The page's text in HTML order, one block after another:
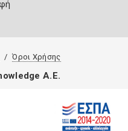
Όροι Χρήσης
A.E.